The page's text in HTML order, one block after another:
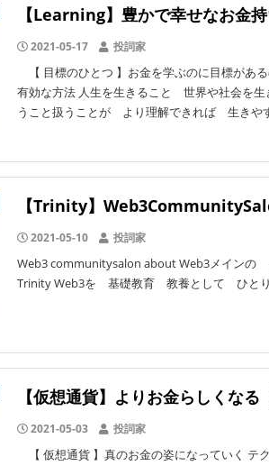
【Learning】豊かで幸せなお金
2021-05-17 投詞家
【 目標のひとつ 】お金を学ぶのに目標があ
有効な方法 人生を生きること 世界や社会を
うこと扱うことが より理解できれば 生きや
【Trinity】
2021-05-10 投詞家
Web3 communitysalon about Web3メイン
Trinity Web3を 基礎教育 教養として ひと
【仮想通貨】よりお金らしくなる
2021-05-03 投詞家
【 仮想通貨 】真のお金の姿になっていく テ